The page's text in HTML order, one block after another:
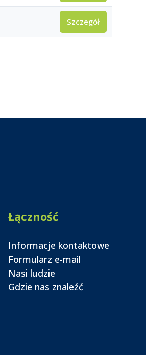
Szczegół
Łączność
Informacje kontaktowe
Formularz e-mail
Nasi ludzie
Gdzie nas znaleźć